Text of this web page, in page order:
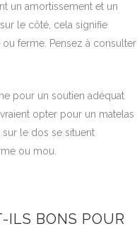
un amortissement et un
le côté, cela signifie
ferme. Pensez à consulter
pour un soutien adéquat
opter pour un matelas
le dos se situent
ou mou.
ILS BONS POUR